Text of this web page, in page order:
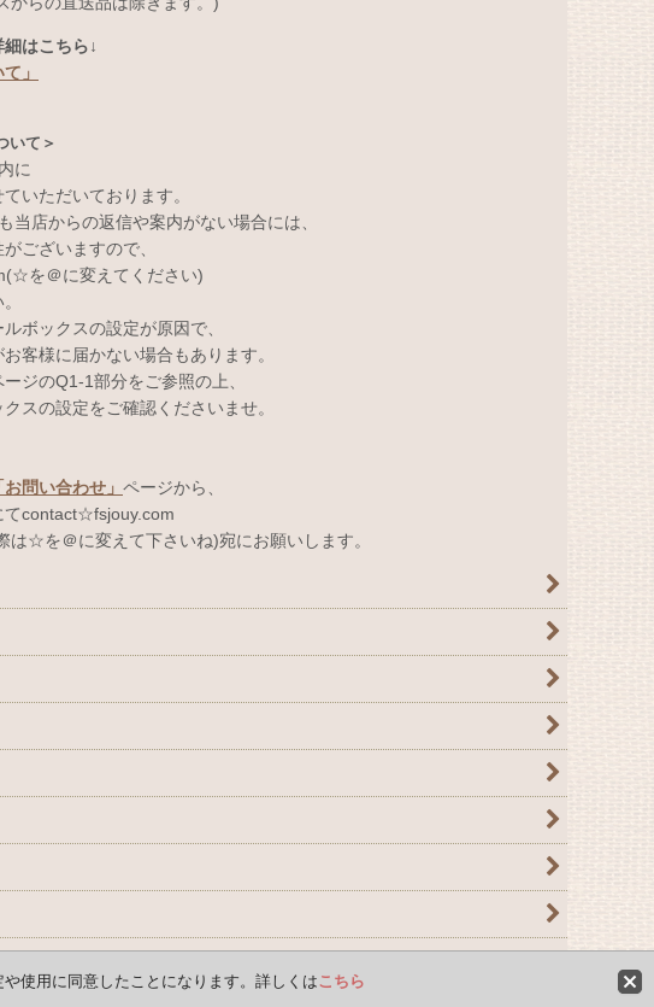
はこちら↓
」
いて＞
に
いただいております。
当店からの返信や案内がない場合には、
ございますので、
を＠に変えてください)
ボックスの設定が原因で、
客様に届かない場合もあります。
ージのQ1-1部分をご参照の上、
スの設定をご確認くださいませ。
お問い合わせ」 ページから、
てcontact☆fsjouy.com
は☆を＠に変えて下さいね)宛にお願いします。
使用に同意したことになります。詳しくはこちら